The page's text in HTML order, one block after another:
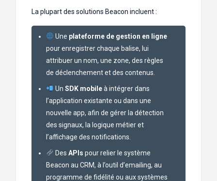
La plupart des solutions Beacon incluent :
Une plateforme de gestion en ligne
pour enregistrer chaque balise, lui
attribuer un nom, une zone, des règles
de déclenchement et des contenus.
Un SDK mobileà intégrer dans
l’application existante ou dans une
nouvelle app, afin de gérer la détection
des signaux, la logique métier et
l’affichage des notifications.
Des APIs pour relier le système
Beacon au CRM, à l’outil d’emailing, au
programme de fidélité ou aux systèmes